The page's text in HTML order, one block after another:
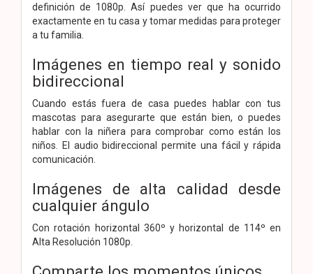
definición de 1080p. Así puedes ver que ha ocurrido
exactamente en tu casa y tomar medidas para proteger
a tu familia.
Imágenes en tiempo real y sonido
bidireccional
Cuando estás fuera de casa puedes hablar con tus
mascotas para asegurarte que están bien, o puedes
hablar con la niñera para comprobar como están los
niños. El audio bidireccional permite una fácil y rápida
comunicación.
Imágenes de alta calidad desde
cualquier ángulo
Con rotación horizontal 360º y horizontal de 114º en
Alta Resolución 1080p.